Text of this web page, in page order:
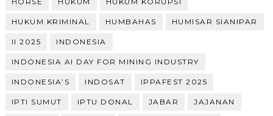
HUKUM.KRIMINAL HUMBAHAS HUMISAR SIANIPAR
II 2025 INDONESIA
INDONESIA AI DAY FOR MINING INDUSTRY
INDONESIA’S INDOSAT IPPAFEST 2025
IPTI SUMUT IPTU DONAL JABAR JAJANAN